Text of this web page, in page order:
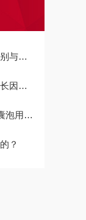
项?
126)
癌治疗
？